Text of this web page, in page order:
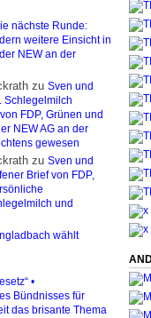
nächste Runde:
weitere Einsicht in
NEW an der
zu Sven und
Schlegelmilch
FDP, Grünen und
NEW AG an der
gewesen
zu Sven und
Brief von FDP,
und
wählt
•
Bündnisses für
das brisante Thema